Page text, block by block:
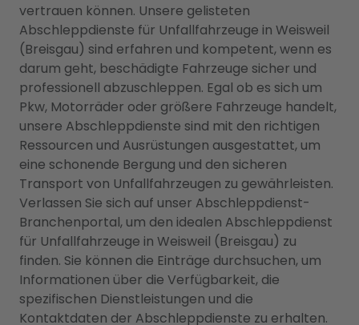
vertrauen können. Unsere gelisteten
Abschleppdienste für Unfallfahrzeuge in Weisweil
(Breisgau) sind erfahren und kompetent, wenn es
darum geht, beschädigte Fahrzeuge sicher und
professionell abzuschleppen. Egal ob es sich um
Pkw, Motorräder oder größere Fahrzeuge handelt,
unsere Abschleppdienste sind mit den richtigen
Ressourcen und Ausrüstungen ausgestattet, um
eine schonende Bergung und den sicheren
Transport von Unfallfahrzeugen zu gewährleisten.
Verlassen Sie sich auf unser Abschleppdienst-
Branchenportal, um den idealen Abschleppdienst
für Unfallfahrzeuge in Weisweil (Breisgau) zu
finden. Sie können die Einträge durchsuchen, um
Informationen über die Verfügbarkeit, die
spezifischen Dienstleistungen und die
Kontaktdaten der Abschleppdienste zu erhalten.